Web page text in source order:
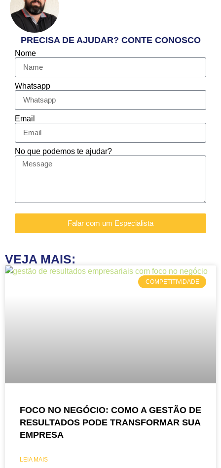
PRECISA DE AJUDAR? CONTE CONOSCO
Nome
Whatsapp
Email
No que podemos te ajudar?
Falar com um Especialista
VEJA MAIS:
COMPETITIVIDADE
FOCO NO NEGÓCIO: COMO A GESTÃO DE
RESULTADOS PODE TRANSFORMAR SUA
EMPRESA
LEIA MAIS